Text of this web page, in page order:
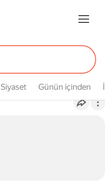
Siyaset Günün içinden